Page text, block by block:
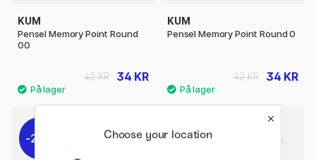
KUM
Pensel Memory Point Round
00
34 KR
42 KR
KUM
Pensel Memory Point Round 0
34 KR
42 KR
20% 21%
Choose your location